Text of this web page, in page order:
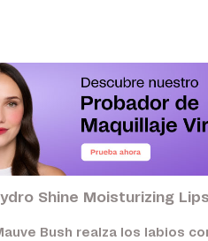
Shine Moisturizing
Bush realza los labios